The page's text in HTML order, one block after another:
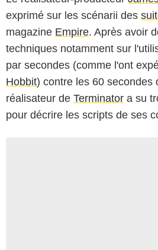
exprimé sur les scénarii des
magazine Empire. Après avoir
techniques notamment sur
par secondes (comme l'ont
Hobbit) contre les 60 secondes
réalisateur de Terminator a su
pour décrire les scripts de ses